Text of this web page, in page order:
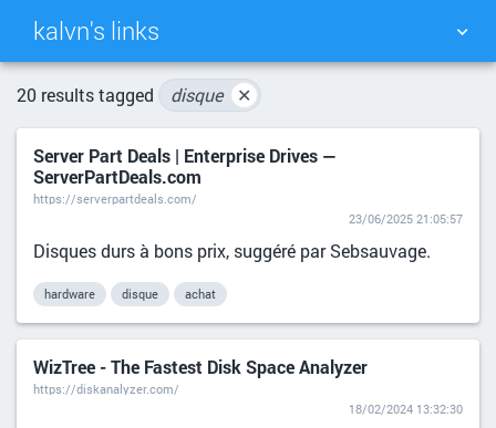
kalvn's links
TAG CLOUD
DAILY SEARCH
20 results tagged disque ✕
Server Part Deals | Enterprise Drives —
ServerPartDeals.com
https://serverpartdeals.com/
23/06/2025 21:05:57
Disques durs à bons prix, suggéré par Sebsauvage.
hardware disque achat
WizTree - The Fastest Disk Space Analyzer
https://diskanalyzer.com/
18/02/2024 13:32:30